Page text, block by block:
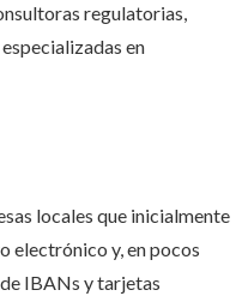
regulatorias,
en
locales que inicialmente
electrónico y, en pocos
IBANs y tarjetas